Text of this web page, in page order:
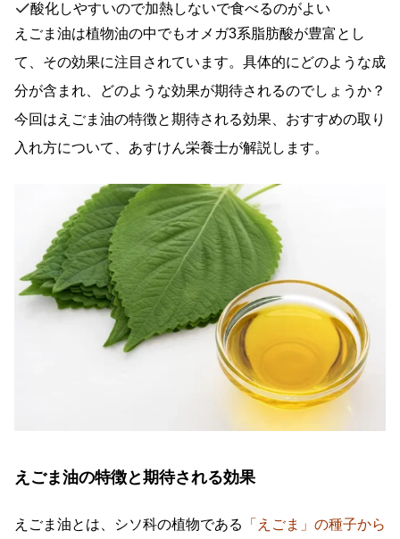
酸化しやすいので加熱しないで食べるのがよい
えごま油は植物油の中でもオメガ3系脂肪酸が豊富とし
て、その効果に注目されています。具体的にどのような成
分が含まれ、どのような効果が期待されるのでしょうか？
今回はえごま油の特徴と期待される効果、おすすめの取り
入れ方について、あすけん栄養士が解説します。
えごま油の特徴と期待される効果
えごま油とは、シソ科の植物である
「えごま」の種子から